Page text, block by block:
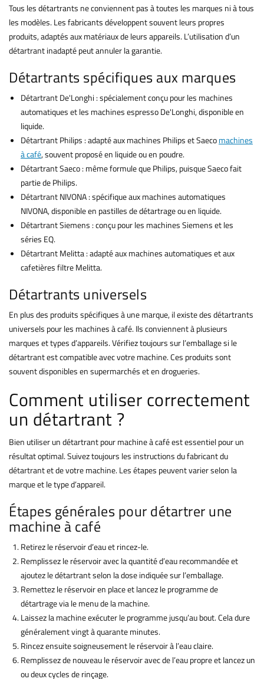
Tous les détartrants ne conviennent pas à toutes les marques ni à tous
les modèles. Les fabricants développent souvent leurs propres
produits, adaptés aux matériaux de leurs appareils. L’utilisation d’un
détartrant inadapté peut annuler la garantie.
Détartrants spécifiques aux marques
Détartrant De'Longhi : spécialement conçu pour les machines
automatiques et les machines espresso De'Longhi, disponible en
liquide.
Détartrant Philips : adapté aux machines Philips et Saecomachines
à café, souvent proposé en liquide ou en poudre.
Détartrant Saeco : même formule que Philips, puisque Saeco fait
partie de Philips.
Détartrant NIVONA : spécifique aux machines automatiques
NIVONA, disponible en pastilles de détartrage ou en liquide.
Détartrant Siemens : conçu pour les machines Siemens et les
séries EQ.
Détartrant Melitta : adapté aux machines automatiques et aux
cafetières filtre Melitta.
Détartrants universels
En plus des produits spécifiques à une marque, il existe des détartrants
universels pour les machines à café. Ils conviennent à plusieurs
marques et types d’appareils. Vérifiez toujours sur l’emballage si le
détartrant est compatible avec votre machine. Ces produits sont
souvent disponibles en supermarchés et en drogueries.
Comment utiliser correctement
un détartrant ?
Bien utiliser un détartrant pour machine à café est essentiel pour un
résultat optimal. Suivez toujours les instructions du fabricant du
détartrant et de votre machine. Les étapes peuvent varier selon la
marque et le type d’appareil.
Étapes générales pour détartrer une
machine à café
Retirez le réservoir d’eau et rincez-le.
Remplissez le réservoir avec la quantité d’eau recommandée et
ajoutez le détartrant selon la dose indiquée sur l’emballage.
Remettez le réservoir en place et lancez le programme de
détartrage via le menu de la machine.
Laissez la machine exécuter le programme jusqu’au bout. Cela dure
généralement vingt à quarante minutes.
Rincez ensuite soigneusement le réservoir à l’eau claire.
Remplissez de nouveau le réservoir avec de l’eau propre et lancez un
ou deux cycles de rinçage.